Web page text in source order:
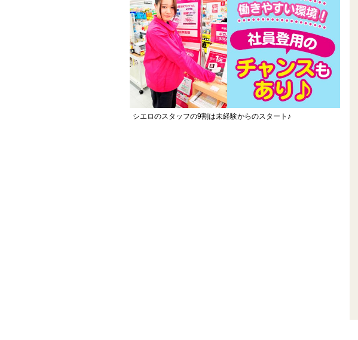
シエロのスタッフの9割は未経験からのスタート♪